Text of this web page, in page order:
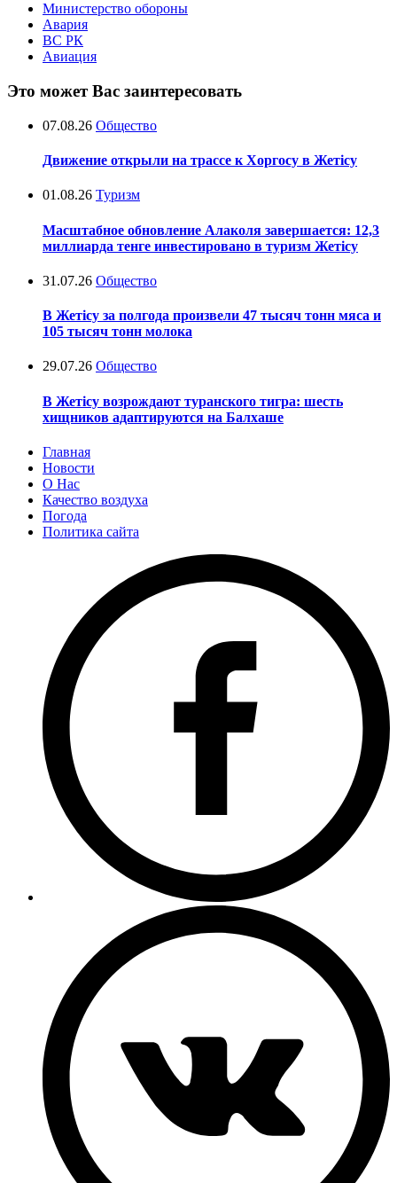
Министерство обороны
Авария
ВС РК
Авиация
Это может Вас заинтересовать
07.08.26 Общество
Движение открыли на трассе к Хоргосу в Жетісу
01.08.26 Туризм
Масштабное обновление Алаколя завершается: 12,3
миллиарда тенге инвестировано в туризм Жетісу
31.07.26 Общество
В Жетісу за полгода произвели 47 тысяч тонн мяса и
105 тысяч тонн молока
29.07.26 Общество
В Жетісу возрождают туранского тигра: шесть
хищников адаптируются на Балхаше
Главная
Новости
О Нас
Качество воздуха
Погода
Политика сайта